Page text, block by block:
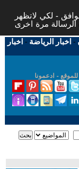
- لكي لاتظهر
- اخبار الرياضة - اخبار
للموقع - ادعمونا